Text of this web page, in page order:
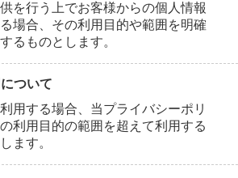
シー
を行う上でお客様からの個人情報
場合、その利用目的や範囲を明確
るものとします。
ついて
用する場合、当プライバシーポリ
利用目的の範囲を超えて利用する
ます。